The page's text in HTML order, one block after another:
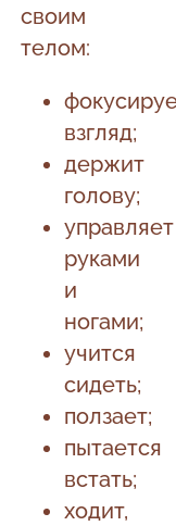
своим
телом:
взгляд;
держит
голову;
управляет
руками
и
ногами;
учится
сидеть;
ползает;
пытается
встать;
ходит,